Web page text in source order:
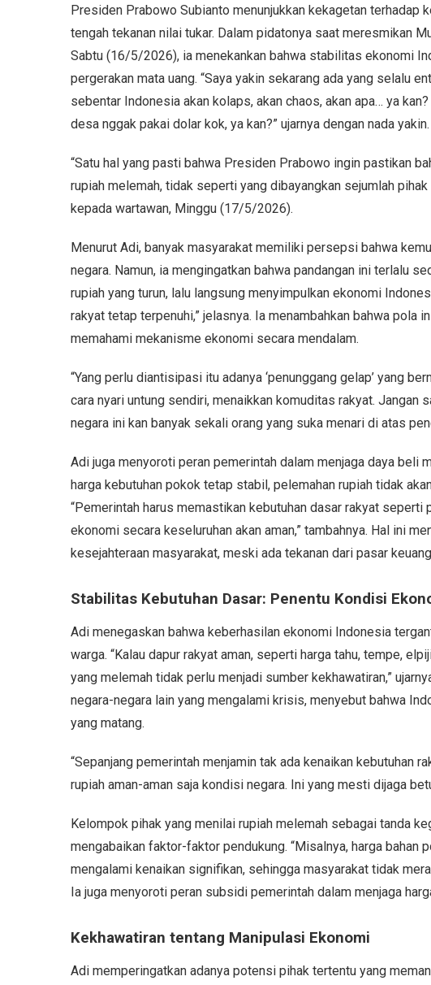
Presiden Prabowo Subianto menunjukkan kekagetan terhadap
tengah tekanan nilai tukar. Dalam pidatonya saat meresmikan
Sabtu (16/5/2026), ia menekankan bahwa stabilitas ekonomi
pergerakan mata uang. “Saya yakin sekarang ada yang selalu
sebentar Indonesia akan kolaps, akan chaos, akan apa… ya
desa nggak pakai dolar kok, ya kan?” ujarnya dengan nada yakin.
“Satu hal yang pasti bahwa Presiden Prabowo ingin pastikan
rupiah melemah, tidak seperti yang dibayangkan sejumlah
kepada wartawan, Minggu (17/5/2026).
Menurut Adi, banyak masyarakat memiliki persepsi bahwa
negara. Namun, ia mengingatkan bahwa pandangan ini terlalu
rupiah yang turun, lalu langsung menyimpulkan ekonomi
rakyat tetap terpenuhi,” jelasnya. Ia menambahkan bahwa pola
memahami mekanisme ekonomi secara mendalam.
“Yang perlu diantisipasi itu adanya ‘penunggang gelap’ yang
cara nyari untung sendiri, menaikkan komuditas rakyat. Jangan
negara ini kan banyak sekali orang yang suka menari di atas
Adi juga menyoroti peran pemerintah dalam menjaga daya beli
harga kebutuhan pokok tetap stabil, pelemahan rupiah tidak
“Pemerintah harus memastikan kebutuhan dasar rakyat seperti
ekonomi secara keseluruhan akan aman,” tambahnya. Hal ini
kesejahteraan masyarakat, meski ada tekanan dari pasar
Stabilitas Kebutuhan Dasar: Penentu Kondisi
Adi menegaskan bahwa keberhasilan ekonomi Indonesia
warga. “Kalau dapur rakyat aman, seperti harga tahu, tempe,
yang melemah tidak perlu menjadi sumber kekhawatiran,”
negara-negara lain yang mengalami krisis, menyebut bahwa
yang matang.
“Sepanjang pemerintah menjamin tak ada kenaikan kebutuhan
rupiah aman-aman saja kondisi negara. Ini yang mesti dijaga
Kelompok pihak yang menilai rupiah melemah sebagai tanda
mengabaikan faktor-faktor pendukung. “Misalnya, harga bahan
mengalami kenaikan signifikan, sehingga masyarakat tidak
Ia juga menyoroti peran subsidi pemerintah dalam menjaga
Kekhawatiran tentang Manipulasi Ekonomi
Adi memperingatkan adanya potensi pihak tertentu yang